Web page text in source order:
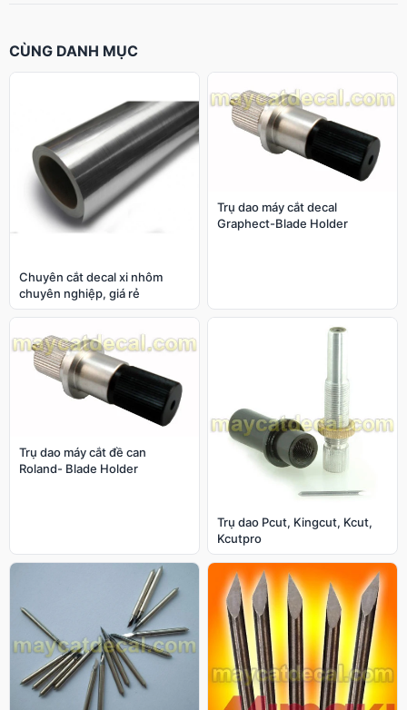
CÙNG DANH MỤC
Chuyên cắt decal xi nhôm
chuyên nghiệp, giá rẻ
Trụ dao máy cắt decal
Graphect-Blade Holder
Trụ dao máy cắt đề can
Roland- Blade Holder
Trụ dao Pcut, Kingcut, Kcut,
Kcutpro